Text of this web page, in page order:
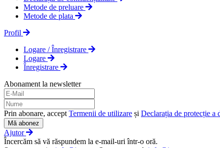
Metode de preluare
Metode de plata
Profil
Logare / Înregistrare
Logare
Înregistrare
Abonament la newsletter
Prin abonare, accept Termenii de utilizare și Declarația de protecție a
Mă abonez
Ajutor
Încercăm să vă răspundem la e-mail-uri într-o oră.